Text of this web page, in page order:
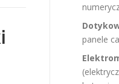
panele